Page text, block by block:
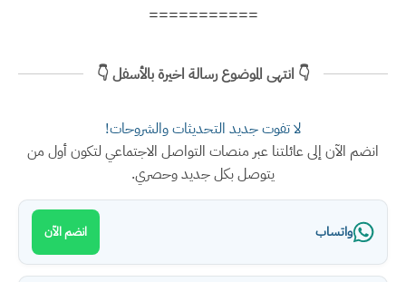
===========
👇 انتهى الموضوع رسالة اخيرة بالأسفل 👇
لا تفوت جديد التحديثات والشروحات!
انضم الآن إلى عائلتنا عبر منصات التواصل الاجتماعي لتكون أول من
يتوصل بكل جديد وحصري.
واتساب انضم الآن